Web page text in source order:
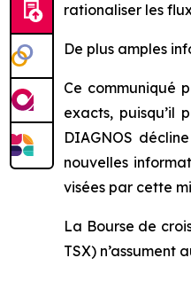
rationaliser les
De plus amples
Ce communiqué
exacts, puisqu’il
DIAGNOS
nouvelles
visées par cette
La Bourse de
TSX)